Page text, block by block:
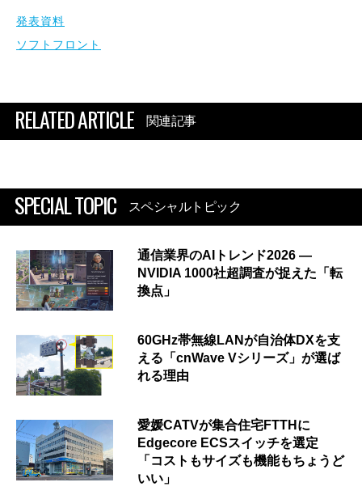
発表資料
ソフトフロント
RELATED ARTICLE 関連記事
SPECIAL TOPIC スペシャルトピック
通信業界のAIトレンド2026 ―
NVIDIA 1000社超調査が捉えた「転
換点」
60GHz帯無線LANが自治体DXを支
える「cnWave Vシリーズ」が選ば
れる理由
愛媛CATVが集合住宅FTTHに
Edgecore ECSスイッチを選定
「コストもサイズも機能もちょうど
いい」